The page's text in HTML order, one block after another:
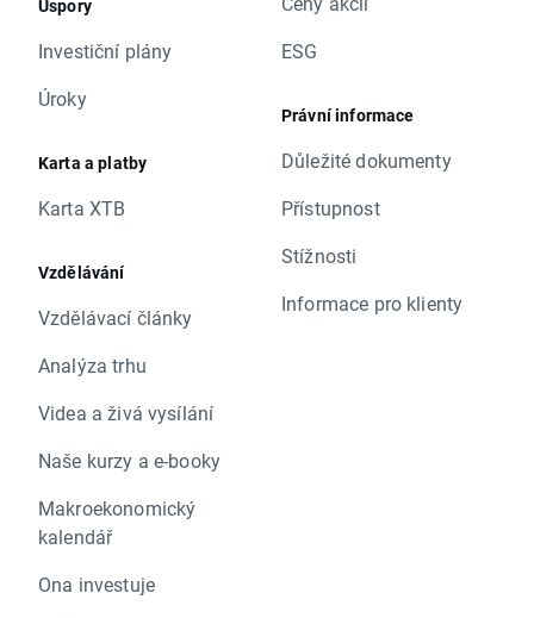
Úspory
Investiční plány
Úroky
Karta a platby
Karta XTB
Vzdělávání
Vzdělávací články
Analýza trhu
Videa a živá vysílání
Naše kurzy a e-booky
Makroekonomický
kalendář
Ona investuje
ESG
Právní informace
Důležité dokumenty
Přístupnost
Stížnosti
Informace pro klienty